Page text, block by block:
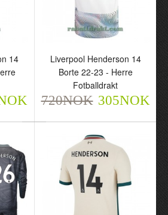
Liverpool Henderson 14
Hjemme 22-23 - Herre
Fotballdrakt
720NOK 305NOK
14
Liverpool Henderson 14
Borte 22-23 - Herre
Fotballdrakt
720NOK 305NOK